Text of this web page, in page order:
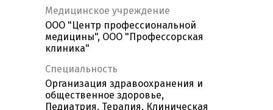
Медицинское учреждение
ООО "Центр профессиональной
медицины", ООО "Профессорская
клиника"
Специальность
Организация здравоохранения и
общественное здоровье,
Педиатрия, Терапия, Клиническая